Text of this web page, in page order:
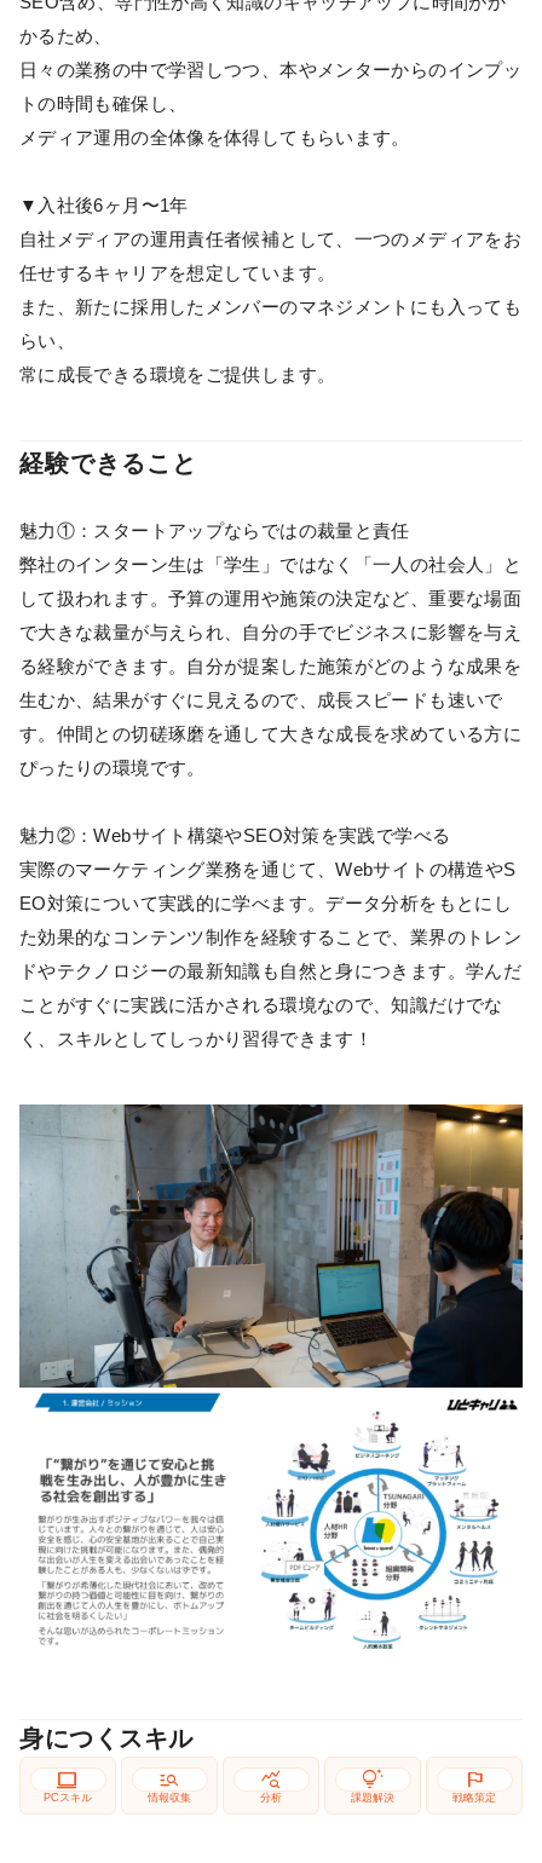
かるため、
日々の業務の中で学習しつつ、本やメンターからのインプッ
トの時間も確保し、
メディア運用の全体像を体得してもらいます。
▼入社後6ヶ月〜1年
自社メディアの運用責任者候補として、一つのメディアをお
任せするキャリアを想定しています。
また、新たに採用したメンバーのマネジメントにも入っても
らい、
常に成長できる環境をご提供します。
経験できること
魅力①：スタートアップならではの裁量と責任
弊社のインターン生は「学生」ではなく「一人の社会人」と
して扱われます。予算の運用や施策の決定など、重要な場面
で大きな裁量が与えられ、自分の手でビジネスに影響を与え
る経験ができます。自分が提案した施策がどのような成果を
生むか、結果がすぐに見えるので、成長スピードも速いで
す。仲間との切磋琢磨を通して大きな成長を求めている方に
ぴったりの環境です。
魅力②：Webサイト構築やSEO対策を実践で学べる
実際のマーケティング業務を通じて、Webサイトの構造やS
EO対策について実践的に学べます。データ分析をもとにし
た効果的なコンテンツ制作を経験することで、業界のトレン
ドやテクノロジーの最新知識も自然と身につきます。学んだ
ことがすぐに実践に活かされる環境なので、知識だけでな
く、スキルとしてしっかり習得できます！
身につくスキル
computer
PCスキル
manage_search
情報収集
query_stats
分析
tips_and_updates
課題解決
flag
戦略策定